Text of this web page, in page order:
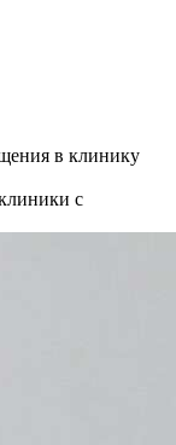
в клинику
с